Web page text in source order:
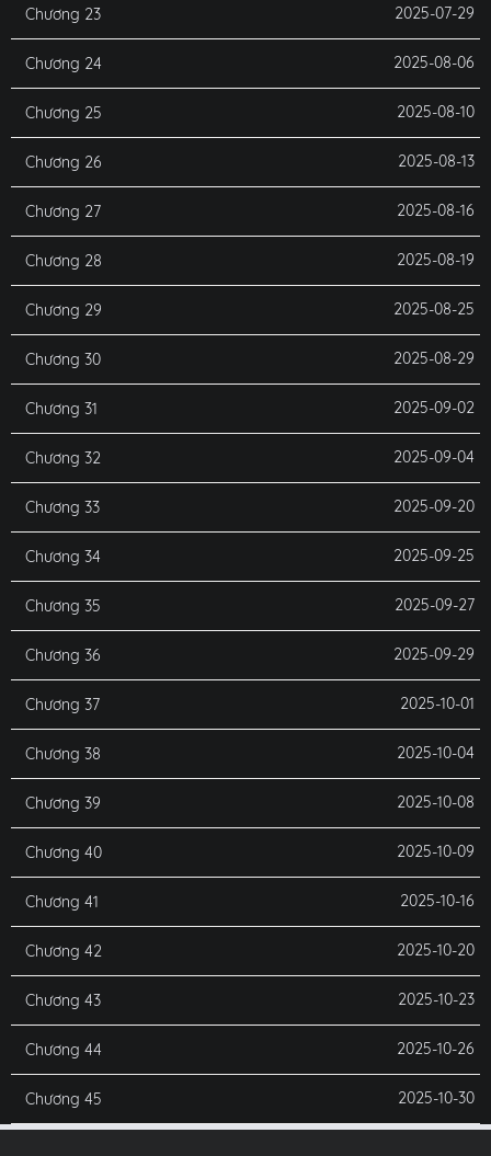
Chương 23 2025-07-29
Chương 24 2025-08-06
Chương 25 2025-08-10
Chương 26 2025-08-13
Chương 27 2025-08-16
Chương 28 2025-08-19
Chương 29 2025-08-25
Chương 30 2025-08-29
Chương 31 2025-09-02
Chương 32 2025-09-04
Chương 33 2025-09-20
Chương 34 2025-09-25
Chương 35 2025-09-27
Chương 36 2025-09-29
Chương 37 2025-10-01
Chương 38 2025-10-04
Chương 39 2025-10-08
Chương 40 2025-10-09
Chương 41 2025-10-16
Chương 42 2025-10-20
Chương 43 2025-10-23
Chương 44 2025-10-26
Chương 45 2025-10-30